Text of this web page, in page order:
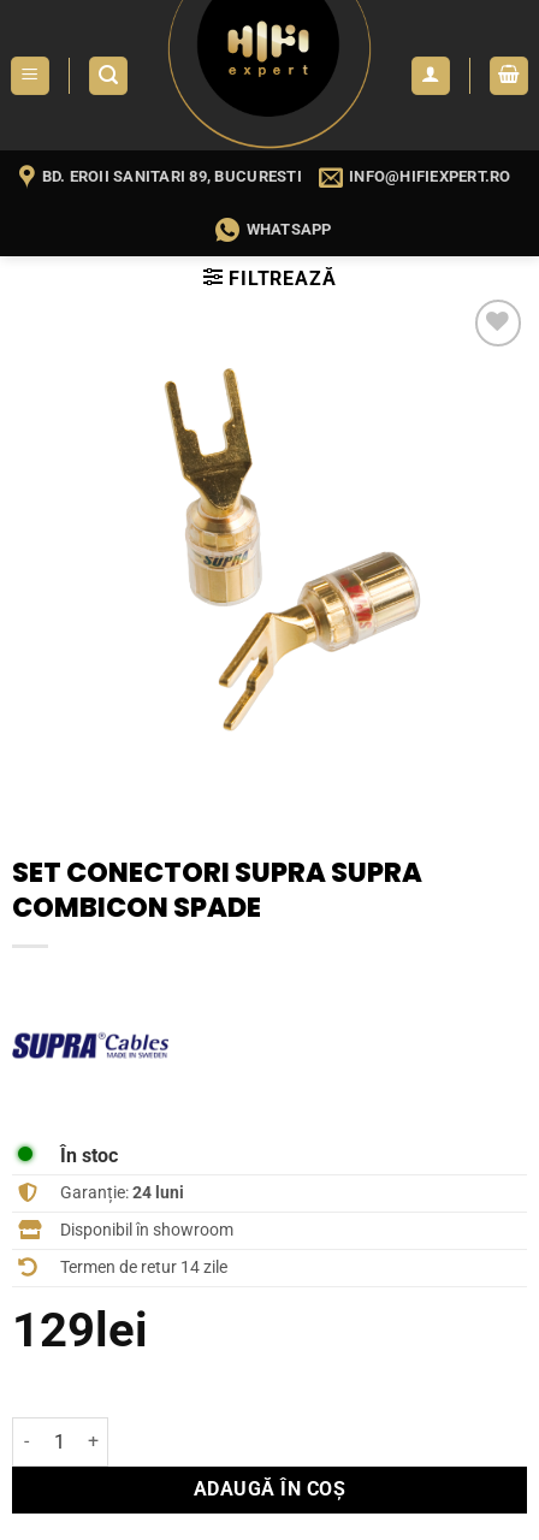
content
BD. EROII SANITARI 89, BUCURESTI INFO@HIFIEXPERT.RO
WHATSAPP
FILTREAZĂ
SET CONECTORI SUPRA SUPRA
COMBICON SPADE
În stoc
Garanție:24 luni
Disponibil în showroom
Termen de retur 14 zile
129lei
Cantitate Set conectori SUPRA SUPRA COMBICON SPADE
ADAUGĂ ÎN COȘ